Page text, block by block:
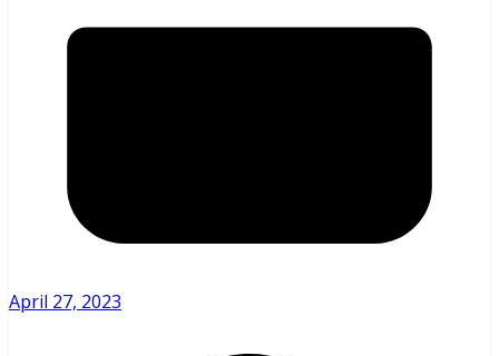
April 27, 2023